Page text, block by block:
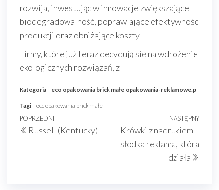
rozwija, inwestując w innowacje zwiększające
biodegradowalność, poprawiające efektywność
produkcji oraz obniżające koszty.
Firmy, które już teraz decydują się na wdrożenie
ekologicznych rozwiązań, z
Kategoria eco opakowania brick małe opakowania-reklamowe.pl
Tagi eco opakowania brick małe
Nawigacja
wpisu
Poprzedni
wpis
POPRZEDNI
Russell (Kentucky)
NASTĘPNY
Krówki z nadrukiem –
słodka reklama, która
działa